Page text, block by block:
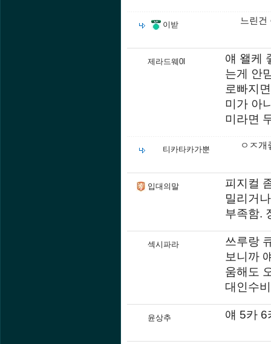
이받 느린건
제라드웨0l
얘 왤케
는게 안
로빠지
미가 아
미라면
티카타카가뿐 ㅇㅈ개
입대의말
피지컬
밀리거
부족함.
섹시파라
쓰루랑
보니까
움해도
대인수
윤상추 얘 5카 6